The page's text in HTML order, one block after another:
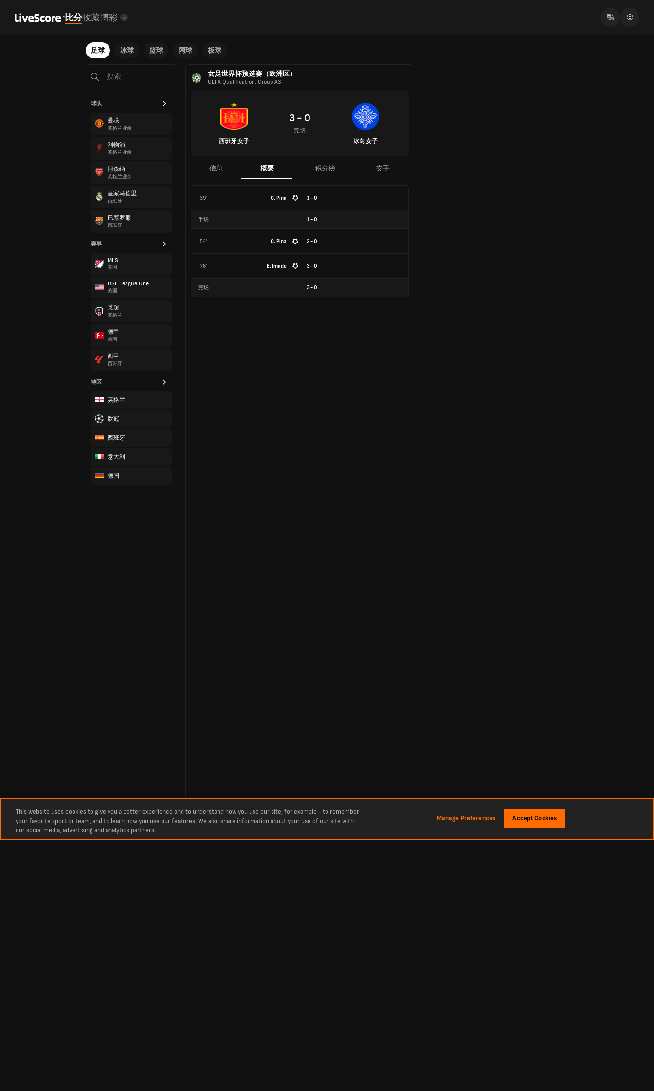
比分收藏博彩
足球 冰球 篮球 网球 板球
球队
曼联
英格兰业余
利物浦
英格兰业余
阿森纳
英格兰业余
皇家马德里
西班牙
巴塞罗那
西班牙
赛事
MLS
美国
USL League One
美国
英超
英格兰
德甲
德国
西甲
西班牙
地区
英格兰
欧冠
西班牙
意大利
德国
女足世界杯预选赛（欧洲区）
UEFA Qualification: Group A3
西班牙 女子
3 - 0
完场
冰岛 女子
信息 概要 积分榜 交手
39' C. Pina 1 - 0
半场 1-0
54' C. Pina 2 - 0
76' E. Imade 3 - 0
完场 3-0
This website uses cookies to give you a better experience and to understand how you use our site, for example - to remember
your favorite sport or team, and to learn how you use our features. We also share information about your use of our site with
our social media, advertising and analytics partners.
Manage Preferences Accept Cookies